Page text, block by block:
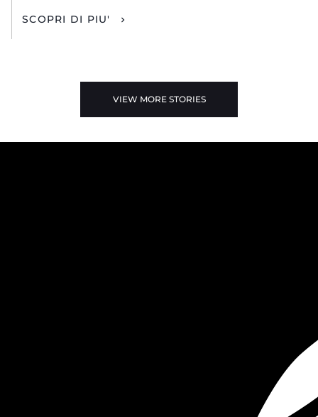
SCOPRI DI PIU'
VIEW MORE STORIES